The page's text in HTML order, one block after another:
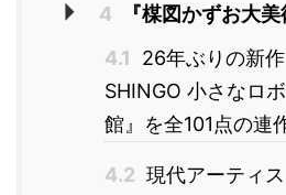
4
『楳図かずお大
4.1
26年ぶりの新
SHINGO 小さなロ
館』を全101点の連
4.2 現代アーティ